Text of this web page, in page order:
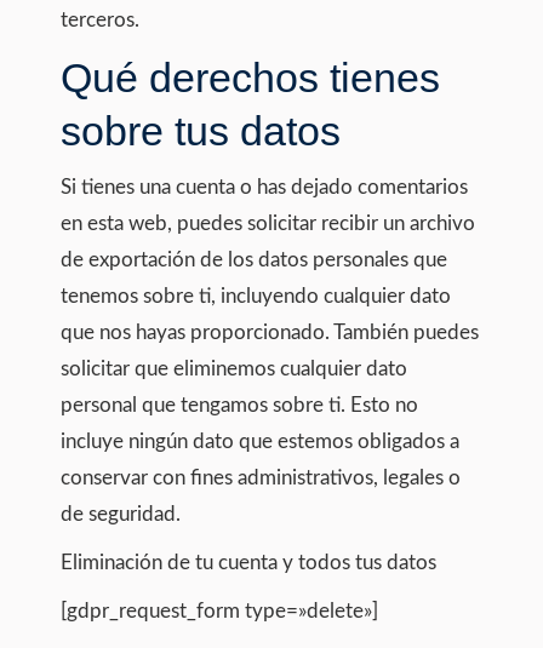
terceros.
Qué derechos tienes
sobre tus datos
Si tienes una cuenta o has dejado comentarios
en esta web, puedes solicitar recibir un archivo
de exportación de los datos personales que
tenemos sobre ti, incluyendo cualquier dato
que nos hayas proporcionado. También puedes
solicitar que eliminemos cualquier dato
personal que tengamos sobre ti. Esto no
incluye ningún dato que estemos obligados a
conservar con fines administrativos, legales o
de seguridad.
Eliminación de tu cuenta y todos tus datos
[gdpr_request_form type=»delete»]